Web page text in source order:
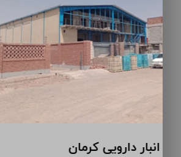
پروژه انبار دارویی کرمان